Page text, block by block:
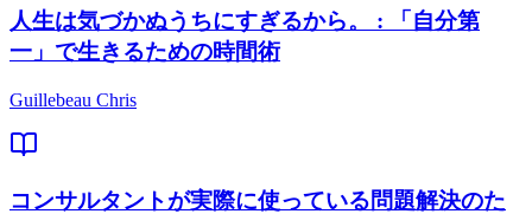
人生は気づかぬうちにすぎるから。 : 「自分第
一」で生きるための時間術
Guillebeau Chris
コンサルタントが実際に使っている問題解決のた